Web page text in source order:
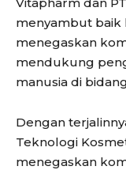
menyambut baik
menegaskan
mendukung
manusia di
Dengan
Teknologi
menegaskan